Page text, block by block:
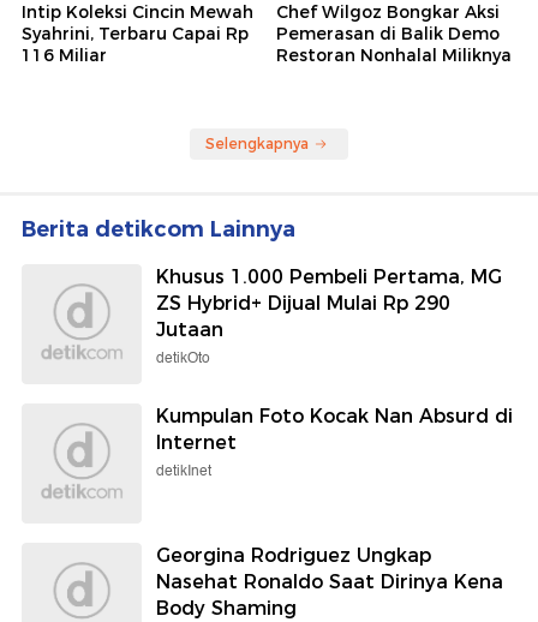
Intip Koleksi Cincin Mewah
Syahrini, Terbaru Capai Rp
116 Miliar
Chef Wilgoz Bongkar Aksi
Pemerasan di Balik Demo
Restoran Nonhalal Miliknya
Selengkapnya
Berita detikcom Lainnya
Khusus 1.000 Pembeli Pertama, MG
ZS Hybrid+ Dijual Mulai Rp 290
Jutaan
detikOto
Kumpulan Foto Kocak Nan Absurd di
Internet
detikInet
Georgina Rodriguez Ungkap
Nasehat Ronaldo Saat Dirinya Kena
Body Shaming